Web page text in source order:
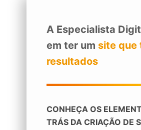
A Especialista
em ter um site que
resultados
CONHEÇA OS
TRÁS DA CRIAÇÃO DE